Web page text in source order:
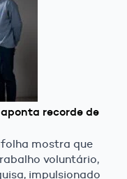
recorde de
mostra que
voluntário,
impulsionado